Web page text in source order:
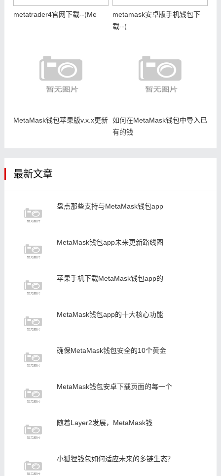
metatrader4官网下载--(Me
metamask安卓版手机钱包下
载--(
MetaMask钱包苹果版v.x.x更新 如何在MetaMask钱包中导入已
有的钱
最新文章
盘点那些支持与MetaMask钱包app
MetaMask钱包app未来更新路线图
苹果手机下载MetaMask钱包app的
MetaMask钱包app的十大核心功能
确保MetaMask钱包安全的10个黄金
MetaMask钱包安卓下载页面的每一个
随着Layer2发展，MetaMask钱
小狐狸钱包如何适应未来的多链生态？